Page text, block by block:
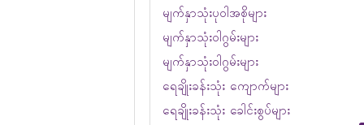
မျက်နှာသုံးပုဝါအစိုများ
မျက်နှာသုံးဝါဂွမ်းများ
မျက်နှာသုံးဝါဂွမ်းများ
ရေချိုးခန်းသုံး ကျောက်များ
ရေချိုးခန်းသုံး ခေါင်းစွပ်များ